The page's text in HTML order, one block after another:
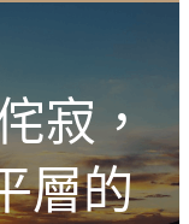
寂，
層的